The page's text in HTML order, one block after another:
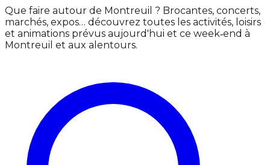
Que faire autour de Montreuil ? Brocantes, concerts,
marchés, expos… découvrez toutes les activités, loisirs
et animations prévus aujourd'hui et ce week‑end à
Montreuil et aux alentours.